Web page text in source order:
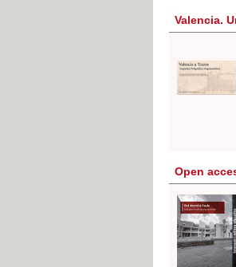
Valencia.
Open